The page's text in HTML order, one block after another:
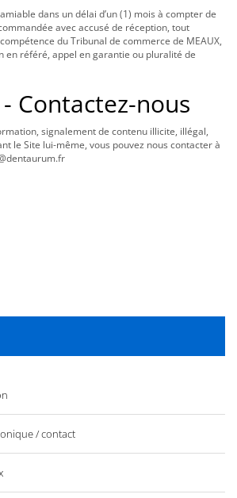
dans un délai d’un (1) mois à compter de
avec accusé de réception, tout
du Tribunal de commerce de MEAUX,
en référé, appel en garantie ou pluralité de
Contactez-nous
signalement de contenu illicite, illégal,
le Site lui-même, vous pouvez nous contacter à
/ contact